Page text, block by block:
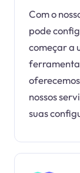
Com o
pode
começar a
nossos
suas